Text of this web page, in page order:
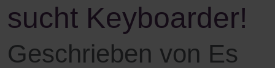
sucht Keyboarder!
Geschrieben von Es